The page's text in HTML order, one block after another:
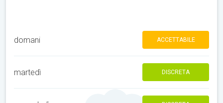
domani ACCETTABILE
martedì DISCRETA